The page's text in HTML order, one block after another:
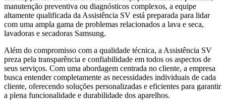
manutenção preventiva ou diagnósticos complexos, a equipe
altamente qualificada da Assistência SV está preparada para lidar
com uma ampla gama de problemas relacionados a lava e seca,
lavadoras e secadoras Samsung.
Além do compromisso com a qualidade técnica, a Assistência SV
preza pela transparência e confiabilidade em todos os aspectos de
seus serviços. Com uma abordagem centrada no cliente, a empresa
busca entender completamente as necessidades individuais de cada
cliente, oferecendo soluções personalizadas e eficientes para garantir
a plena funcionalidade e durabilidade dos aparelhos.